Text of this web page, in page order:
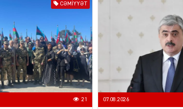
CƏMIYYƏT
21 07.08.2026